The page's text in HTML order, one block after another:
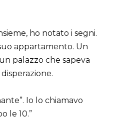
ho notato i segni.
appartamento. Un
palazzo che sapeva
Io lo chiamavo
le 10.”